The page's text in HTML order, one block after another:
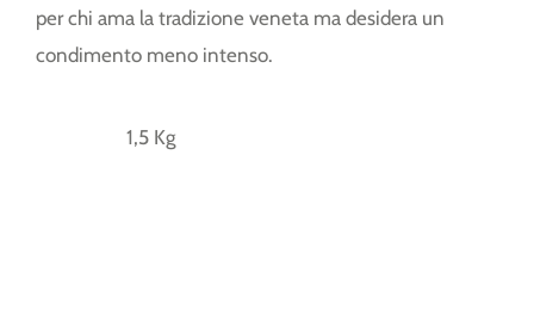
per chi ama la tradizione veneta ma desidera un
condimento meno intenso.
1,5 Kg